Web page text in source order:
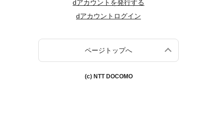
dアカウントを発行する
dアカウントログイン
ページトップへ
(c) NTT DOCOMO